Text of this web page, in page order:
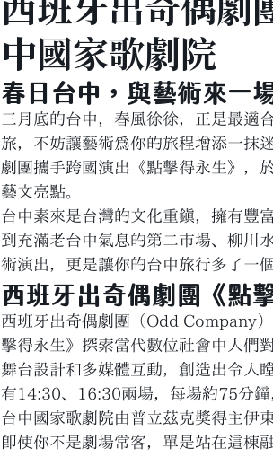
中國家歌劇院
春日台中，與藝術來一
三月底的台中，春風徐徐，正是最適
旅，不妨讓藝術為你的旅程增添一
劇團攜手跨國演出《點擊得永生》，
藝文亮點。
台中素來是台灣的文化重鎮，擁有豐
到充滿老台中氣息的第二市場、柳川
術演出，更是讓你的台中旅行多了一
西班牙出奇偶劇團《
西班牙出奇偶劇團（Odd Company
擊得永生》探索當代數位社會中人們
舞台設計和多媒體互動，創造出令人
有14:30、16:30兩場，每場約75分鐘
台中國家歌劇院由普立茲克獎得主伊
即使你不是劇場常客，單是站在這棟